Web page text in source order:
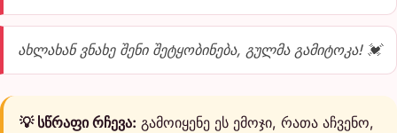
ახლახან ვნახე შენი შეტყობინება, გულმა გამიტოკა! 💓
💡 სწრაფი რჩევა: გამოიყენე ეს ემოჯი, რათა აჩვენო,